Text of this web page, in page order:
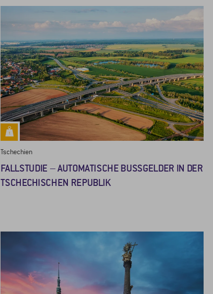
Tschechien
FALLSTUDIE – AUTOMATISCHE BUSSGELDER IN DER T
SCHECHISCHEN REPUBLIK